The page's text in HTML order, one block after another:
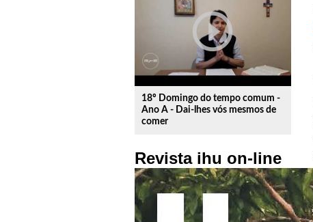
play_circle_outline
18º Domingo do tempo comum -
Ano A - Dai-lhes vós mesmos de
comer
Revista ihu on-line